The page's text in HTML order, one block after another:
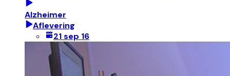
Alzheimer
Aflevering
21 sep 16